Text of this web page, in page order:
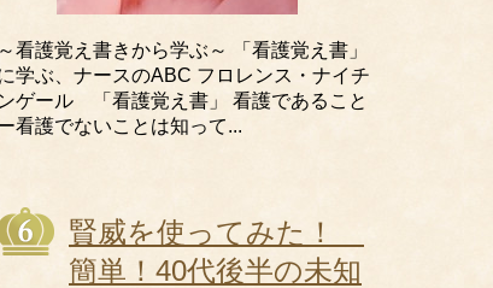
～看護覚え書きから学ぶ～ 「看護覚え書」
学ぶ、ナースのABC フロレンス・ナイチ
ンゲール 「看護覚え書」 看護であること
看護でないことは知って...
賢威を使ってみた！
簡単！40代後半の未知